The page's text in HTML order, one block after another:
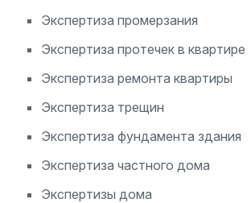
Экспертиза промерзания
Экспертиза протечек в квартире
Экспертиза ремонта квартиры
Экспертиза трещин
Экспертиза фундамента здания
Экспертиза частного дома
Экспертизы дома